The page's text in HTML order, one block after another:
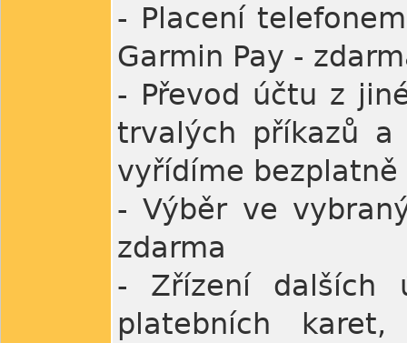
- Placení
Garmin Pay -
- Převod účtu z
trvalých příkazů
vyřídíme bezplatně
- Výběr ve
zdarma
- Zřízení dalších
platebních